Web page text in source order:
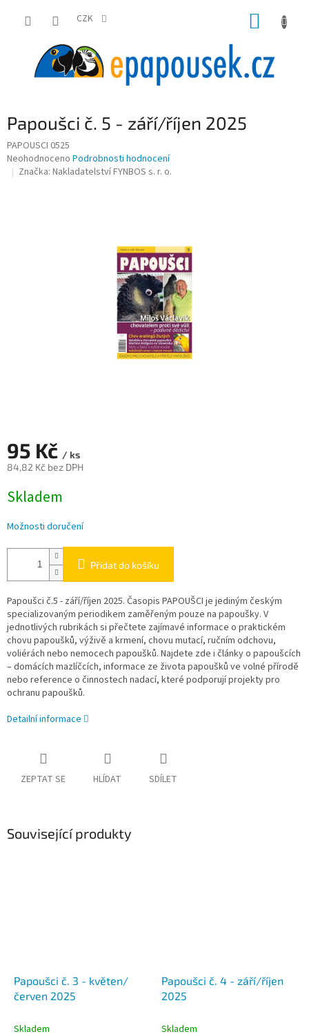
CZK
Papoušci č. 5 - září/říjen 2025
PAPOUSCI 0525
Průměrné
hodnocení
Neohodnoceno Podrobnosti hodnocení
Značka: Nakladatelství FYNBOS s. r. o.
95 Kč / ks
84,82 Kč bez DPH
cena:
Skladem
Možnosti doručení
Přidat do košíku
Papoušci č.5 - září/říjen 2025. Časopis PAPOUŠCI je jediným českým
specializovaným periodikem zaměřeným pouze na papoušky. V
jednotlivých rubrikách si přečtete zajímavé informace o praktickém
chovu papoušků, výživě a krmení, chovu mutací, ručním odchovu,
voliérách nebo nemocech papoušků. Najdete zde i články o papoušcích
– domácích mazlíčcích, informace ze života papoušků ve volné přírodě
nebo reference o činnostech nadací, které podporují projekty pro
ochranu papoušků.
Detailní informace
ZEPTAT SE HLÍDAT SDÍLET
Související produkty
Papoušci č. 3 - květen/
červen 2025
Skladem
Papoušci č. 4 - září/říjen
2025
Skladem